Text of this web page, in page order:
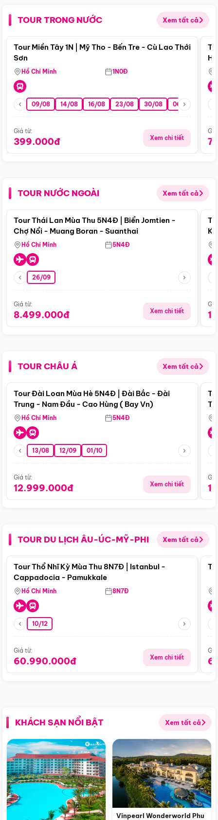
TOUR TRONG NƯỚC Xem tất cả
Điểm nổi bật
Tour Miền Tây 1N | Mỹ Tho - Bến Tre - Cù Lao Thới
Sơn
Hồ Chí Minh 1N0Đ
09/08 14/08 16/08 23/08 30/08 06/09 13/09
Giá từ:
399.000đ Xem chi tiết
TOUR NƯỚC NGOÀI Xem tất cả
Điểm nổi bật
Tour Thái Lan Mùa Thu 5N4Đ | Biển Jomtien -
Chợ Nổi - Muang Boran - Suanthai
Hồ Chí Minh 5N4Đ
26/09
Giá từ:
8.499.000đ Xem chi tiết
TOUR CHÂU Á Xem tất cả
Điểm nổi bật
Tour Đài Loan Mùa Hè 5N4Đ | Đài Bắc - Đài
Trung - Nam Đầu - Cao Hùng ( Bay Vn)
Hồ Chí Minh 5N4Đ
13/08 12/09 01/10
Giá từ:
12.999.000đ Xem chi tiết
TOUR DU LỊCH ÂU-ÚC-MỸ-PHI Xem tất cả
Điểm nổi bật
Tour Thổ Nhĩ Kỳ Mùa Thu 8N7Đ | Istanbul -
Cappadocia - Pamukkale
Hồ Chí Minh 8N7Đ
10/12
Giá từ:
60.990.000đ Xem chi tiết
KHÁCH SẠN NỔI BẬT Xem tất cả
Vinpearl Wonderworld Phu